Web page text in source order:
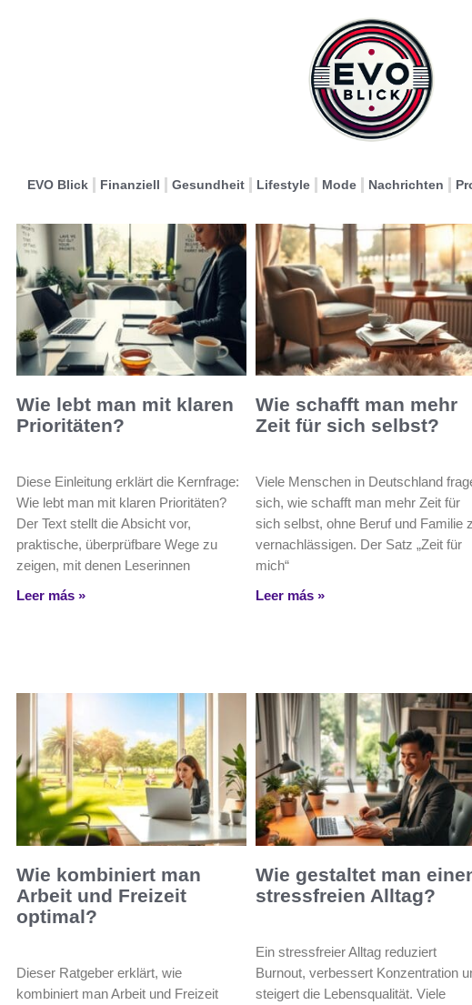
EVO Blick Finanziell Gesundheit Lifestyle Mode Nachrichten
Wie lebt man mit klaren
Prioritäten?
Diese Einleitung erklärt die Kernfrage:
Wie lebt man mit klaren Prioritäten?
Der Text stellt die Absicht vor,
praktische, überprüfbare Wege zu
zeigen, mit denen Leserinnen
Leer más »
Wie schafft man mehr
Zeit für sich selbst?
Viele Menschen in Deutschland
sich, wie schafft man mehr Zeit für
sich selbst, ohne Beruf und Familie
vernachlässigen. Der Satz „Zeit für
mich“
Leer más »
Wie kombiniert man
Arbeit und Freizeit
optimal?
Dieser Ratgeber erklärt, wie
kombiniert man Arbeit und Freizeit
Wie gestaltet man
stressfreien Alltag?
Ein stressfreier Alltag reduziert
Burnout, verbessert Konzentration
steigert die Lebensqualität. Viele